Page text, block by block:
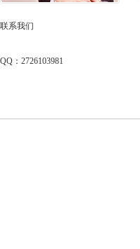
联系我们
QQ：2726103981